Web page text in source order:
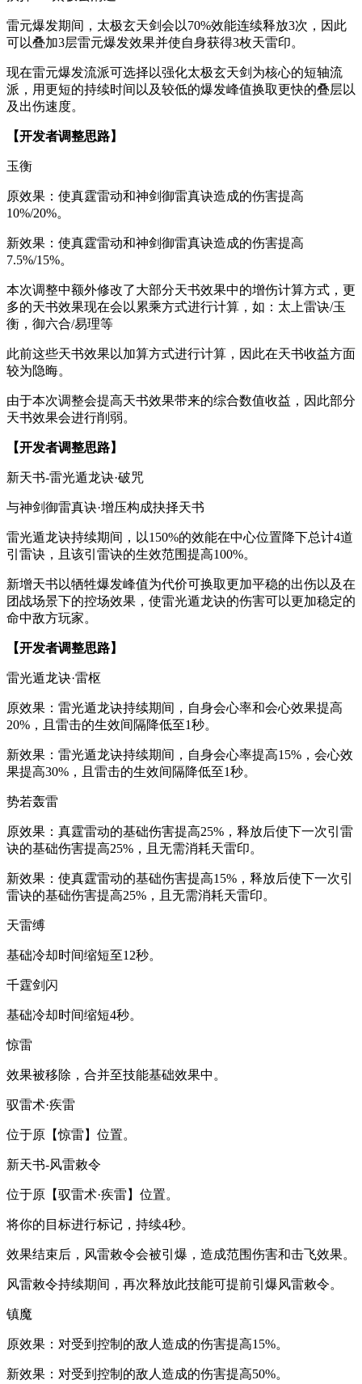
雷元爆发期间，太极玄天剑会以70%效能连续释放3次，因此
可以叠加3层雷元爆发效果并使自身获得3枚天雷印。
现在雷元爆发流派可选择以强化太极玄天剑为核心的短轴流
派，用更短的持续时间以及较低的爆发峰值换取更快的叠层以
及出伤速度。
【开发者调整思路】
玉衡
原效果：使真霆雷动和神剑御雷真诀造成的伤害提高
10%/20%。
新效果：使真霆雷动和神剑御雷真诀造成的伤害提高
7.5%/15%。
本次调整中额外修改了大部分天书效果中的增伤计算方式，更
多的天书效果现在会以累乘方式进行计算，如：太上雷诀/玉
衡，御六合/易理等
此前这些天书效果以加算方式进行计算，因此在天书收益方面
较为隐晦。
由于本次调整会提高天书效果带来的综合数值收益，因此部分
天书效果会进行削弱。
【开发者调整思路】
新天书-雷光遁龙诀·破咒
与神剑御雷真诀·增压构成抉择天书
雷光遁龙诀持续期间，以150%的效能在中心位置降下总计4道
引雷诀，且该引雷诀的生效范围提高100%。
新增天书以牺牲爆发峰值为代价可换取更加平稳的出伤以及在
团战场景下的控场效果，使雷光遁龙诀的伤害可以更加稳定的
命中敌方玩家。
【开发者调整思路】
雷光遁龙诀·雷枢
原效果：雷光遁龙诀持续期间，自身会心率和会心效果提高
20%，且雷击的生效间隔降低至1秒。
新效果：雷光遁龙诀持续期间，自身会心率提高15%，会心效
果提高30%，且雷击的生效间隔降低至1秒。
势若轰雷
原效果：真霆雷动的基础伤害提高25%，释放后使下一次引雷
诀的基础伤害提高25%，且无需消耗天雷印。
新效果：使真霆雷动的基础伤害提高15%，释放后使下一次引
雷诀的基础伤害提高25%，且无需消耗天雷印。
天雷缚
基础冷却时间缩短至12秒。
千霆剑闪
基础冷却时间缩短4秒。
惊雷
效果被移除，合并至技能基础效果中。
驭雷术·疾雷
位于原【惊雷】位置。
新天书-风雷敕令
位于原【驭雷术·疾雷】位置。
将你的目标进行标记，持续4秒。
效果结束后，风雷敕令会被引爆，造成范围伤害和击飞效果。
风雷敕令持续期间，再次释放此技能可提前引爆风雷敕令。
镇魔
原效果：对受到控制的敌人造成的伤害提高15%。
新效果：对受到控制的敌人造成的伤害提高50%。